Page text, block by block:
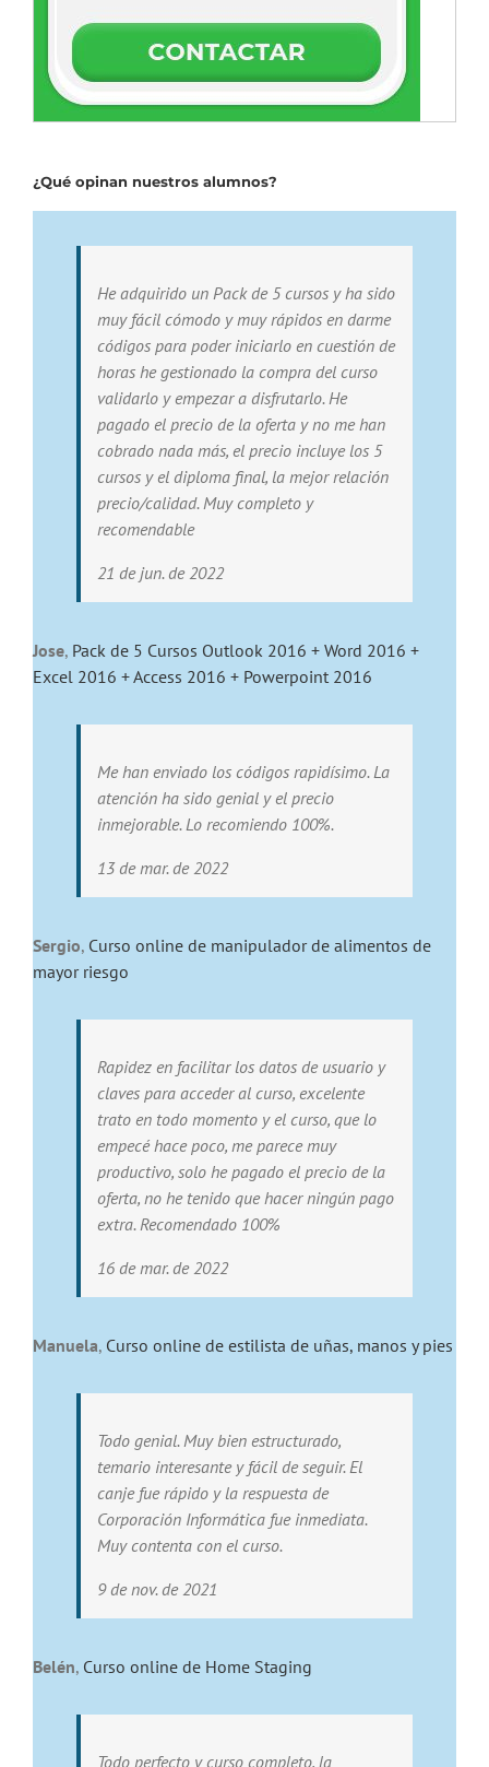
¿Qué opinan nuestros alumnos?
He adquirido un Pack de 5 cursos y ha sido
muy fácil cómodo y muy rápidos en darme
códigos para poder iniciarlo en cuestión de
horas he gestionado la compra del curso
validarlo y empezar a disfrutarlo. He
pagado el precio de la oferta y no me han
cobrado nada más, el precio incluye los 5
cursos y el diploma final, la mejor relación
precio/calidad. Muy completo y
recomendable
21 de jun. de 2022
Jose, Pack de 5 Cursos Outlook 2016 + Word 2016 +
Excel 2016 + Access 2016 + Powerpoint 2016
Me han enviado los códigos rapidísimo. La
atención ha sido genial y el precio
inmejorable. Lo recomiendo 100%.
13 de mar. de 2022
Sergio, Curso online de manipulador de alimentos de
mayor riesgo
Rapidez en facilitar los datos de usuario y
claves para acceder al curso, excelente
trato en todo momento y el curso, que lo
empecé hace poco, me parece muy
productivo, solo he pagado el precio de la
oferta, no he tenido que hacer ningún pago
extra. Recomendado 100%
16 de mar. de 2022
Manuela, Curso online de estilista de uñas, manos y pies
Todo genial. Muy bien estructurado,
temario interesante y fácil de seguir. El
canje fue rápido y la respuesta de
Corporación Informática fue inmediata.
Muy contenta con el curso.
9 de nov. de 2021
Belén, Curso online de Home Staging
Todo perfecto y curso completo, la